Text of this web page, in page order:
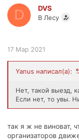
D DVS
В Лесу
17 Мар 2021
Yanus написал(а):
Нет, такой выезд,
Если нет, то увы.
так я ж не виноват,
организаторов